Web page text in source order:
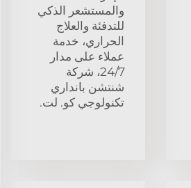
والمستشعر الذكي
للتدفئة والعلاج
الحراري، خدمة
عملاء على مدار
24/7، شركة
شنتشن بانداري
تكنولوجي كو. لت.